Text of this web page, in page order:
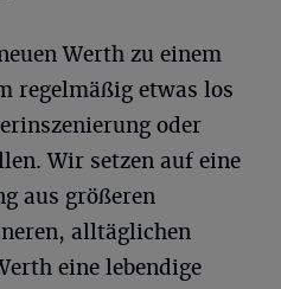
Werth zu einem
regelmäßig etwas los
oder
Wir setzen auf eine
aus größeren
alltäglichen
eine lebendige